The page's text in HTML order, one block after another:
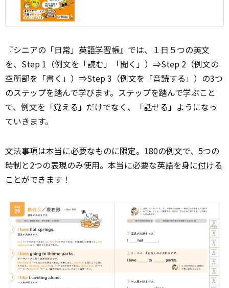
『シニアの「日常」英語学習帳』では、１日５つの英文
を、Step 1（例文を「読む」「聞く」）⇒Step 2（例文の
空所部を「書く」）⇒Step 3（例文を「音読する」）の3つ
のステップを踏んで学びます。ステップを踏んで学ぶこと
で、例文を「覚える」だけでなく、「話せる」ようになっ
ていきます。
文法事項は本当に必要なものに限定。180の例文で、5つの
時制と2つの表現のみ使用。本当に必要な英語を身に付ける
ことができます！